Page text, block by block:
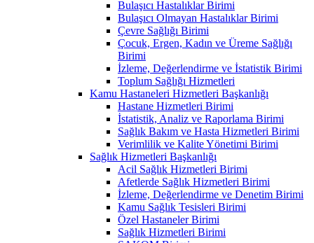
Bulaşıcı Hastalıklar Birimi
Bulaşıcı Olmayan Hastalıklar Birimi
Çevre Sağlığı Birimi
Çocuk, Ergen, Kadın ve Üreme Sağlığı
Birimi
İzleme, Değerlendirme ve İstatistik Birimi
Toplum Sağlığı Hizmetleri
Kamu Hastaneleri Hizmetleri Başkanlığı
Hastane Hizmetleri Birimi
İstatistik, Analiz ve Raporlama Birimi
Sağlık Bakım ve Hasta Hizmetleri Birimi
Verimlilik ve Kalite Yönetimi Birimi
Sağlık Hizmetleri Başkanlığı
Acil Sağlık Hizmetleri Birimi
Afetlerde Sağlık Hizmetleri Birimi
İzleme, Değerlendirme ve Denetim Birimi
Kamu Sağlık Tesisleri Birimi
Özel Hastaneler Birimi
Sağlık Hizmetleri Birimi